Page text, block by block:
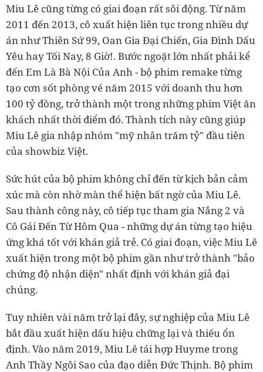
Miu Lê cũng từng có giai đoạn rất sôi động. Từ năm
2011 đến 2013, cô xuất hiện liên tục trong nhiều dự
án như Thiên Sứ 99, Oan Gia Đại Chiến, Gia Đình Dấu
Yêu hay Tối Nay, 8 Giờ!. Bước ngoặt lớn nhất phải kể
đến Em Là Bà Nội Của Anh - bộ phim remake từng
tạo cơn sốt phòng vé năm 2015 với doanh thu hơn
100 tỷ đồng, trở thành một trong những phim Việt ăn
khách nhất thời điểm đó. Thành tích này cũng giúp
Miu Lê gia nhập nhóm "mỹ nhân trăm tỷ" đầu tiên
của showbiz Việt.
Sức hút của bộ phim không chỉ đến từ kịch bản cảm
xúc mà còn nhờ màn thể hiện bất ngờ của Miu Lê.
Sau thành công này, cô tiếp tục tham gia Nắng 2 và
Cô Gái Đến Từ Hôm Qua - những dự án từng tạo hiệu
ứng khá tốt với khán giả trẻ. Có giai đoạn, việc Miu Lê
xuất hiện trong một bộ phim gần như trở thành "bảo
chứng độ nhận diện" nhất định với khán giả đại
chúng.
Tuy nhiên vài năm trở lại đây, sự nghiệp của Miu Lê
bắt đầu xuất hiện dấu hiệu chững lại và thiếu ổn
định. Vào năm 2019, Miu Lê tái hợp Huyme trong
Anh Thầy Ngôi Sao của đạo diễn Đức Thịnh. Bộ phim